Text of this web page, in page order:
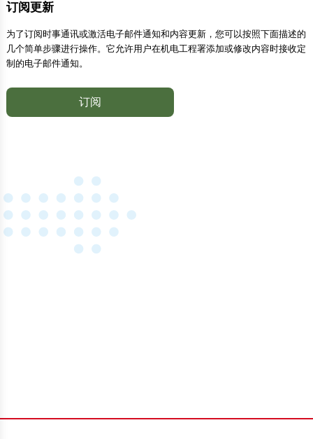
订阅更新
为了订阅时事通讯或激活电子邮件通知和内容更新，您可以按照下面描述的
几个简单步骤进行操作。它允许用户在机电工程署添加或修改内容时接收定
制的电子邮件通知。
订阅